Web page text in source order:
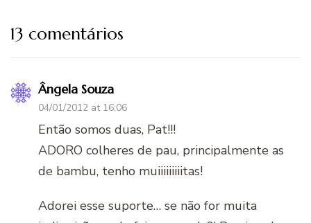
13 comentários
Ângela Souza
04/01/2012 at 16:06
Então somos duas, Pat!!!
ADORO colheres de pau, principalmente as
de bambu, tenho muiiiiiiiiitas!
Adorei esse suporte… se não for muita